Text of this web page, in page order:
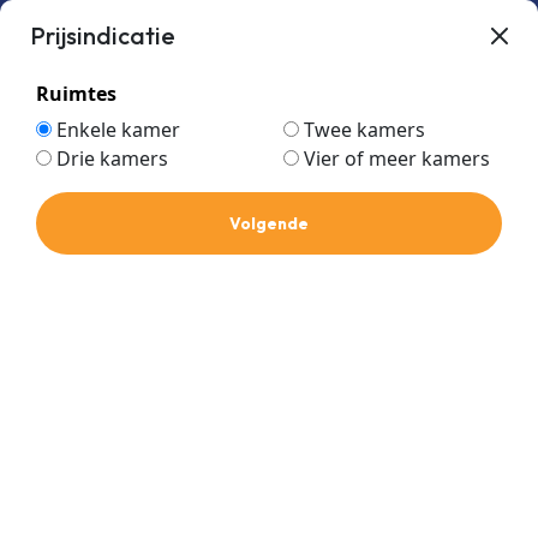
Home universeel
Prijsindicatie
Ruimtes
Enkele kamer
Twee kamers
Drie kamers
Vier of meer kamers
Volgende